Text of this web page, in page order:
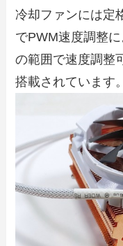
冷却ファンには定
でPWM速度調整
の範囲で速度調整
搭載されています。